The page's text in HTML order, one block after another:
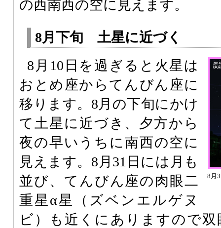
の西南西の空に見えます。
8月下旬 土星に近づく
8月
8月10日を過ぎると火星は
おとめ座からてんびん座に
移ります。8月の下旬にかけ
て土星に近づき、夕方から
夜の早いうちに南西の空に
見えます。8月31日には月も
並び、てんびん座の肉眼二
重星α星（ズベンエルゲヌ
ビ）も近くにありますので